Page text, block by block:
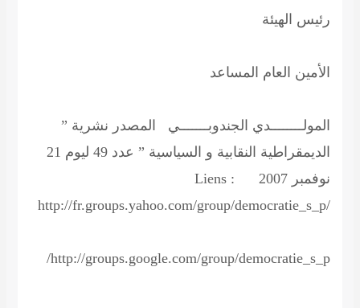
رئيس الهيئة
الأمين العام المساعد
المولــــــــدي الجندوبـــــــي المصدر نشرية ”
الديمقراطية النقابية و السياسية ” عدد 49 ليوم 21
نوفمبر 2007 Liens :
http://fr.groups.yahoo.com/group/democratie_s_p/
http://groups.google.com/group/democratie_s_p/